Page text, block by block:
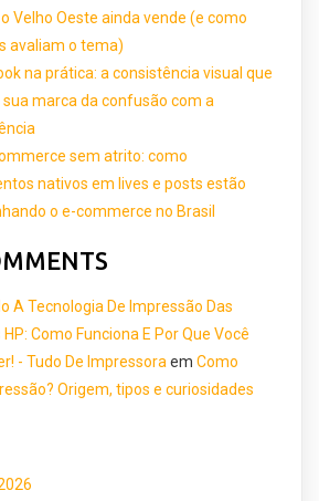
Velho Oeste ainda vende (e como
avaliam o tema)
na prática: a consistência visual que
marca da confusão com a
sem atrito: como
nativos em lives e posts estão
o e-commerce no Brasil
A Tecnologia De Impressão Das
Como Funciona E Por Que Você
- Tudo De Impressora em Como
Origem, tipos e curiosidades